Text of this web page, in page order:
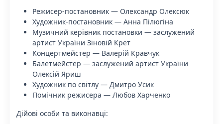
Режисер-постановник — Олександр Олексюк
Художник-постановник — Анна Пілюгіна
Музичний керівник постановки — заслужений
артист України Зіновій Крет
Концертмейстер — Валерій Кравчук
Балетмейстер — заслужений артист України
Олексій Яриш
Художник по світлу — Дмитро Усик
Помічник режисера — Любов Харченко
Дійові особи та виконавці: